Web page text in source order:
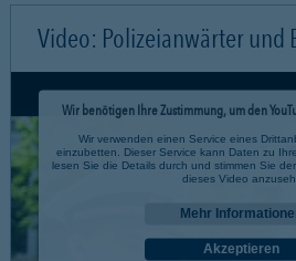
Video: Polizeianwärter und
Wir benötigen Ihre Zustimmung, um den
Wir verwenden einen Service eines
einzubetten. Dieser Service kann Daten zu
lesen Sie die Details durch und stimmen Sie
dieses Video
Mehr
Akzeptieren